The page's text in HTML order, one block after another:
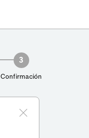
3
Confirmación